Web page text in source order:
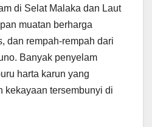
di Selat Malaka dan Laut
muatan berharga
dan rempah-rempah dari
Banyak penyelam
harta karun yang
kekayaan tersembunyi di